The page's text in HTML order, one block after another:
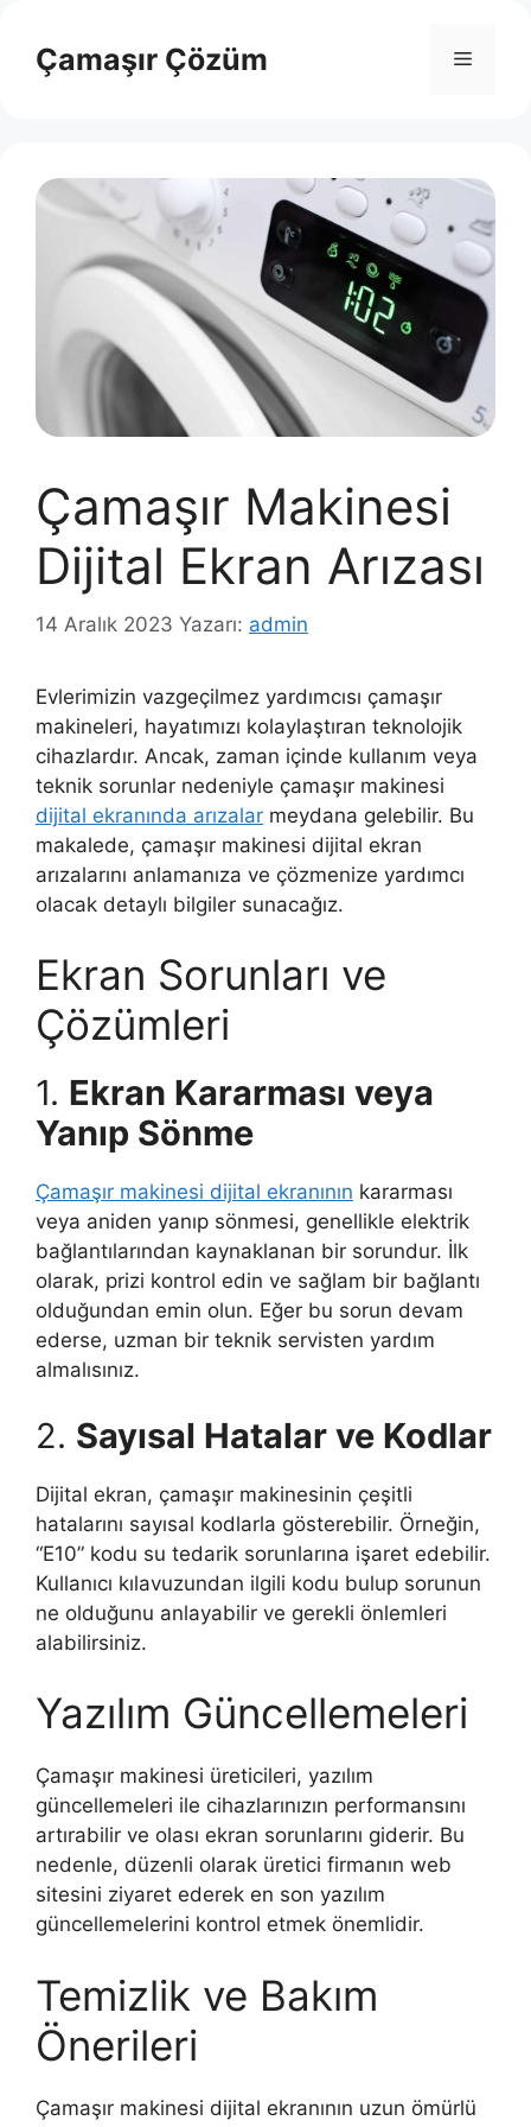
Çamaşır Çözüm Menü
Çamaşır Makinesi
Dijital Ekran Arızası
14 Aralık 2023 Yazarı: admin
Evlerimizin vazgeçilmez yardımcısı çamaşır
makineleri, hayatımızı kolaylaştıran teknolojik
cihazlardır. Ancak, zaman içinde kullanım veya
teknik sorunlar nedeniyle çamaşır makinesi
dijital ekranında arızalar meydana gelebilir. Bu
makalede, çamaşır makinesi dijital ekran
arızalarını anlamanıza ve çözmenize yardımcı
olacak detaylı bilgiler sunacağız.
Ekran Sorunları ve
Çözümleri
1. Ekran Kararması veya
Yanıp Sönme
Çamaşır makinesi dijital ekranının kararması
veya aniden yanıp sönmesi, genellikle elektrik
bağlantılarından kaynaklanan bir sorundur. İlk
olarak, prizi kontrol edin ve sağlam bir bağlantı
olduğundan emin olun. Eğer bu sorun devam
ederse, uzman bir teknik servisten yardım
almalısınız.
2. Sayısal Hatalar ve Kodlar
Dijital ekran, çamaşır makinesinin çeşitli
hatalarını sayısal kodlarla gösterebilir. Örneğin,
“E10” kodu su tedarik sorunlarına işaret edebilir.
Kullanıcı kılavuzundan ilgili kodu bulup sorunun
ne olduğunu anlayabilir ve gerekli önlemleri
alabilirsiniz.
Yazılım Güncellemeleri
Çamaşır makinesi üreticileri, yazılım
güncellemeleri ile cihazlarınızın performansını
artırabilir ve olası ekran sorunlarını giderir. Bu
nedenle, düzenli olarak üretici firmanın web
sitesini ziyaret ederek en son yazılım
güncellemelerini kontrol etmek önemlidir.
Temizlik ve Bakım
Önerileri
Çamaşır makinesi dijital ekranının uzun ömürlü